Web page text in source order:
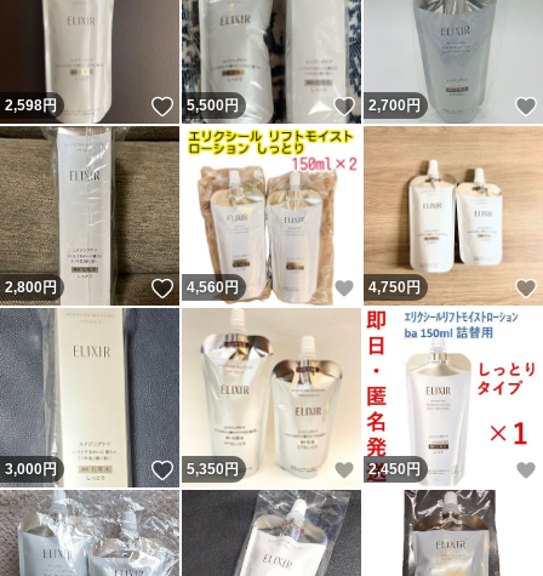
2,598円 いいね！
5,500円 いいね！
2,700円
2,800円 いいね！
4,560円 いいね！
4,750円
3,000円 いいね！
5,350円 いいね！
2,450 円